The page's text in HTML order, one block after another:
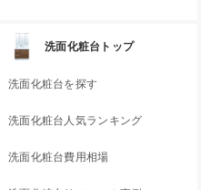
洗面化粧台トップ
洗面化粧台を探す
洗面化粧台人気ランキング
洗面化粧台費用相場